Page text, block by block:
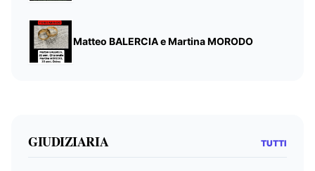
Matteo BALERCIA e Martina MORODO
GIUDIZIARIA TUTTI